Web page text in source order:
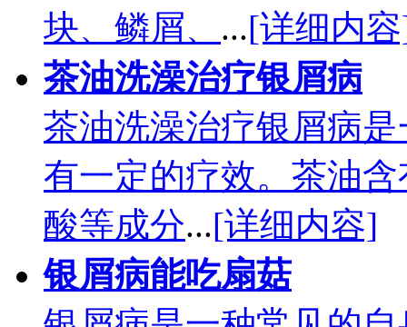
块、鳞屑、 ...[详细内
茶油洗澡治疗银屑病
茶油洗澡治疗银屑病
有一定的疗效。茶油
酸等成分...[详细内容]
银屑病能吃扇菇